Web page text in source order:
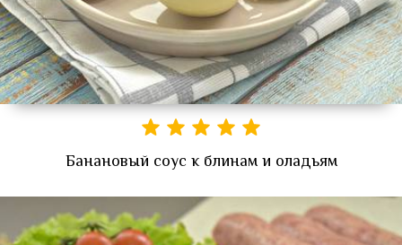
Банановый соус к блинам и оладьям